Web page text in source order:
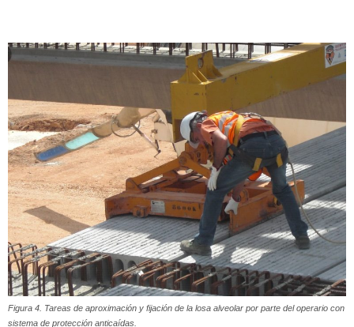
Figura 4. Tareas de aproximación y fijación de la losa alveolar por parte del operario con
sistema de protección anticaídas.